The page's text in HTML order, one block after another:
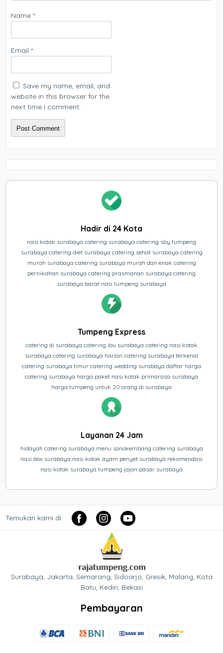
Name*
Email*
Save my name, email, and
website in this browser for the
next time I comment.
Hadir di 24 Kota
nasi kotak surabaya catering surabaya catering sby tumpeng
surabaya catering diet surabaya catering sehat surabaya catering
murah surabaya catering surabaya murah dan enak catering
pernikahan surabaya catering prasmanan surabaya catering
surabaya barat nasi tumpeng surabaya
Tumpeng Express
catering di surabaya catering ibu surabaya catering nasi kotak
surabaya catering surabaya harian catering surabaya terkenal
catering surabaya timur catering wedding surabaya daftar harga
catering surabaya harga paket nasi kotak primarasa surabaya
harga tumpeng untuk 20 orang di surabaya
Layanan 24 Jam
hidayah catering surabaya menu sonokembang catering surabaya
nasi box surabaya nasi kotak ayam penyet surabaya rekomendasi
nasi kotak surabaya tumpeng jajan pasar surabaya
Temukan kami di :
Surabaya, Jakarta, Semarang, Sidoarjo, Gresik, Malang, Kota
Batu, Kediri, Bekasi
Pembayaran